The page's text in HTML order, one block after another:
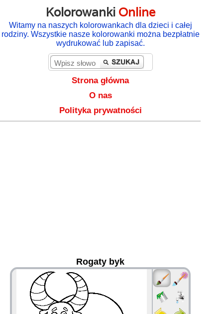
Kolorowanki Online
Witamy na naszych kolorowankach dla dzieci i całej
rodziny. Wszystkie nasze kolorowanki można bezpłatnie
wydrukować lub zapisać.
Strona główna
O nas
Polityka prywatności
Rogaty byk